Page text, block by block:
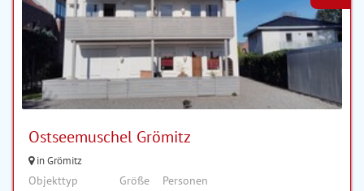
Ostseemuschel Grömitz
in Grömitz
Objekttyp
Größe
Personen